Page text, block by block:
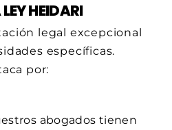
HEIDARI
legal excepcional
específicas.
por:
abogados tienen